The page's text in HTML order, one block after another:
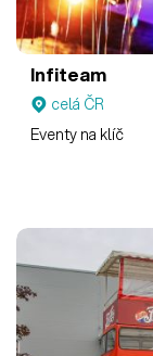
Infiteam
celá ČR
Eventy na klíč